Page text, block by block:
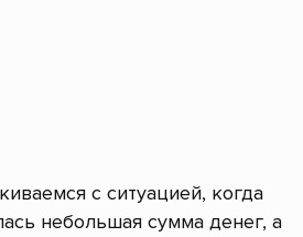
с ситуацией, когда
небольшая сумма денег, а